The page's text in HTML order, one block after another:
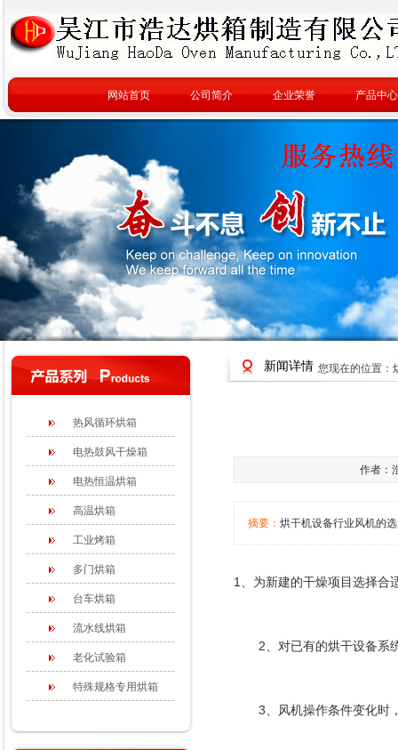
网站首页 公司简介 企业荣誉 产品中心
热风循环烘箱
电热鼓风干燥箱
电热恒温烘箱
高温烘箱
工业烤箱
多门烘箱
台车烘箱
流水线烘箱
老化试验箱
特殊规格专用烘箱
新闻详情 您现在的位置：
作者：
摘要： 烘干机设备行业风机的
1、为新建的干燥项目选择合
2、对已有的烘干设备系统
3、风机操作条件变化时